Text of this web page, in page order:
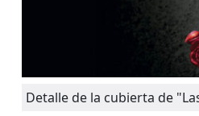
Detalle de la cubierta de